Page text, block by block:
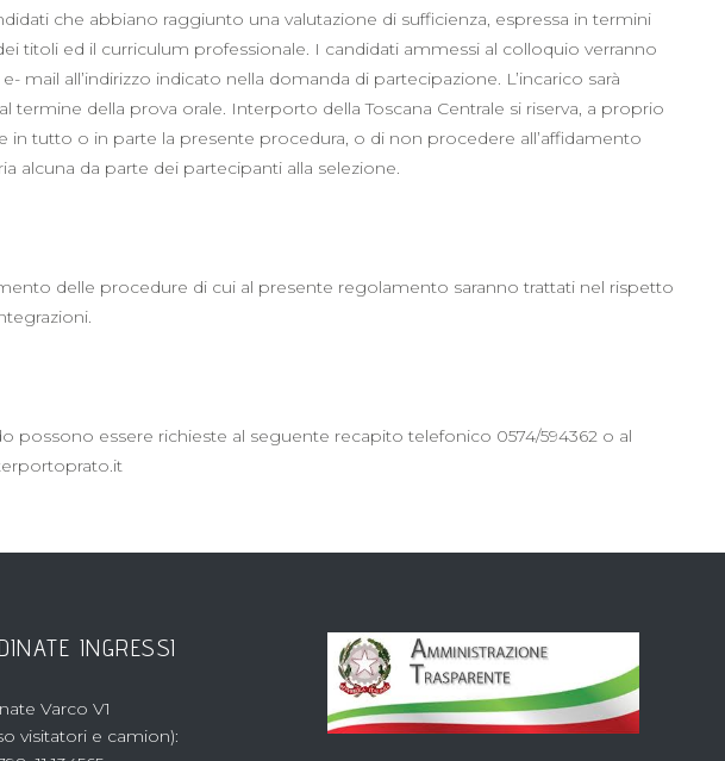
che abbiano raggiunto una valutazione di sufficienza, espressa in termini
titoli ed il curriculum professionale. I candidati ammessi al colloquio verranno
all’indirizzo indicato nella domanda di partecipazione. L’incarico sarà
della prova orale. Interporto della Toscana Centrale si riserva, a proprio
in tutto o in parte la presente procedura, o di non procedere all’affidamento
alcuna da parte dei partecipanti alla selezione.
delle procedure di cui al presente regolamento saranno trattati nel rispetto
possono essere richieste al seguente recapito telefonico 0574/594362 o al
INGRESSI
Varco V1
visitatori e camion):